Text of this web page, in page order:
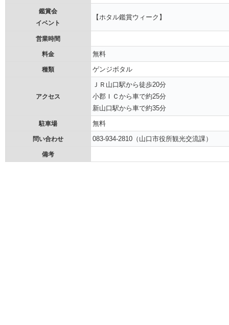
鑑賞会
イベント
【ホタル鑑賞ウィーク】
営業時間
料金 無料
種類 ゲンジボタル
アクセス
ＪＲ山口駅から徒歩20分
小郡ＩＣから車で約25分
新山口駅から車で約35分
駐車場 無料
問い合わせ 083-934-2810（山口市役所観光交流課）
備考